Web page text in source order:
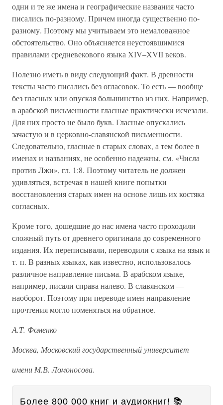
одни и те же имена и географические названия часто
писались по-разному. Причем иногда существенно по-
разному. Поэтому мы учитываем это немаловажное
обстоятельство. Оно объясняется неустоявшимися
правилами средневекового языка XIV–XVII веков.
Полезно иметь в виду следующий факт. В древности
тексты часто писались без огласовок. То есть — вообще
без гласных или опуская большинство из них. Например,
в арабской письменности гласные практически исчезали.
Для них просто не было букв. Гласные опускались
зачастую и в церковно-славянской письменности.
Следовательно, гласные в старых словах, а тем более в
именах и названиях, не особенно надежны, см. «Числа
против Лжи», гл. 1:8. Поэтому читатель не должен
удивляться, встречая в нашей книге попытки
восстановления старых имен на основе лишь их костяка
согласных.
Кроме того, дошедшие до нас имена часто проходили
сложный путь от древнего оригинала до современного
издания. Их переписывали, переводили с языка на язык и
т. п. В разных языках, как известно, использовалось
различное направление письма. В арабском языке,
например, писали справа налево. В славянском —
наоборот. Поэтому при переводе имен направление
прочтения могло поменяться на обратное.
А.Т. Фоменко
Москва, Московский государственный университет
имени М.В. Ломоносова.
Более 800 000 книг и аудиокниг! 📚